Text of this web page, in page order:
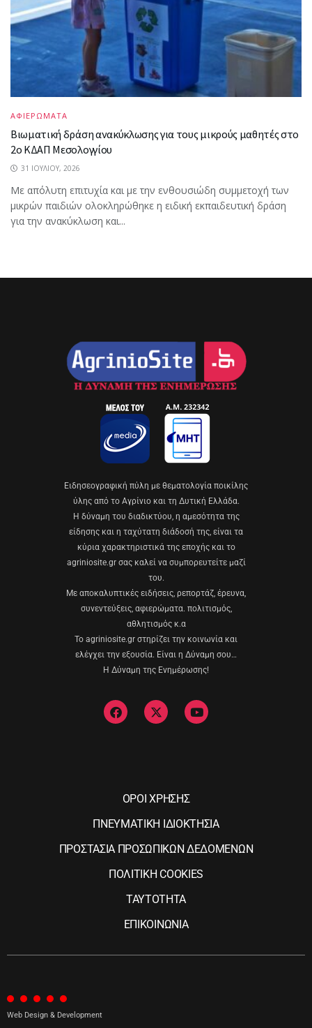
ΑΦΙΕΡΩΜΑΤΑ
Βιωματική δράση ανακύκλωσης για τους μικρούς μαθητές στο
2ο ΚΔΑΠ Μεσολογγίου
31 ΙΟΥΛΊΟΥ, 2026
Με απόλυτη επιτυχία και με την ενθουσιώδη συμμετοχή των
μικρών παιδιών ολοκληρώθηκε η ειδική εκπαιδευτική δράση
για την ανακύκλωση και...
Eιδησεογραφική πύλη με θεματολογία ποικίλης
ύλης από το Αγρίνιο και τη Δυτική Ελλάδα.
Η δύναμη του διαδικτύου, η αμεσότητα της
είδησης και η ταχύτατη διάδοσή της, είναι τα
κύρια χαρακτηριστικά της εποχής και το
agriniosite.gr σας καλεί να συμπορευτείτε μαζί
του.
Με αποκαλυπτικές ειδήσεις, ρεπορτάζ, έρευνα,
συνεντεύξεις, αφιερώματα. πολιτισμός,
αθλητισμός κ.α
Το agriniosite.gr στηρίζει την κοινωνία και
ελέγχει την εξουσία. Είναι η Δύναμη σου…
Η Δύναμη της Ενημέρωσης!
ΟΡΟΙ ΧΡΗΣΗΣ
ΠΝΕΥΜΑΤΙΚΗ ΙΔΙΟΚΤΗΣΙΑ
ΠΡΟΣΤΑΣΙΑ ΠΡΟΣΩΠΙΚΩΝ ΔΕΔΟΜΕΝΩΝ
ΠΟΛΙΤΙΚΗ COOKIES
ΤΑΥΤΟΤΗΤΑ
ΕΠΙΚΟΙΝΩΝΙΑ
Web Design & Development